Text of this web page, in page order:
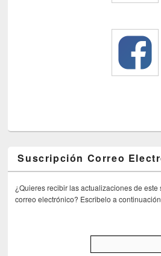
Suscripción Correo
¿Quieres recibir las actualizaciones de este
correo electrónico? Escribelo a